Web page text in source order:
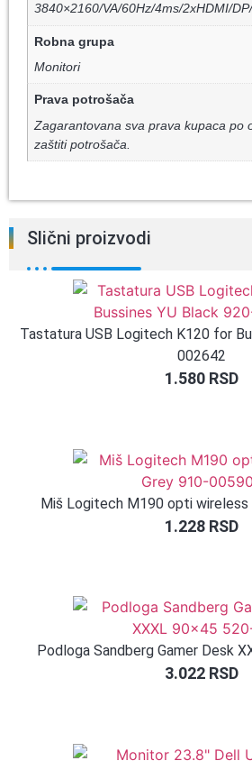
3840×2160/VA/60Hz/4ms/2xHDMI/
Robna grupa
Monitori
Prava potrošača
Zagarantovana sva prava kupaca po
zaštiti potrošača.
Slični proizvodi
Tastatura USB Logitech K120 for
002642
1.580 RSD
Miš Logitech M190 opti wireless
1.228 RSD
Podloga Sandberg Gamer Desk
3.022 RSD